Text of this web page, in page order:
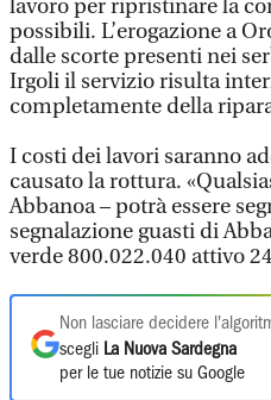
lavoro per ripristinare la
possibili. L’erogazione a
dalle scorte presenti nei
Irgoli il servizio risulta
completamente della
I costi dei lavori saranno
causato la rottura.
Abbanoa – potrà essere
segnalazione guasti di
verde 800.022.040 attivo
Non lasciare decidere
scegli La Nuova Sardegna
per le tue notizie su Google